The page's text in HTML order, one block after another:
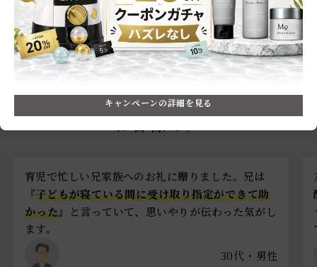
ソーシャルギフト商品を選ぶ
お客様の声
た。兄は
ができて助
った気がし
30代・男性
友達から初めてソーシャルギフトをもらい
配達日指定も簡単で、受け取りまでスムー
う少し商品バリエーションが増えるともっ
キャンペーンの詳細を見る